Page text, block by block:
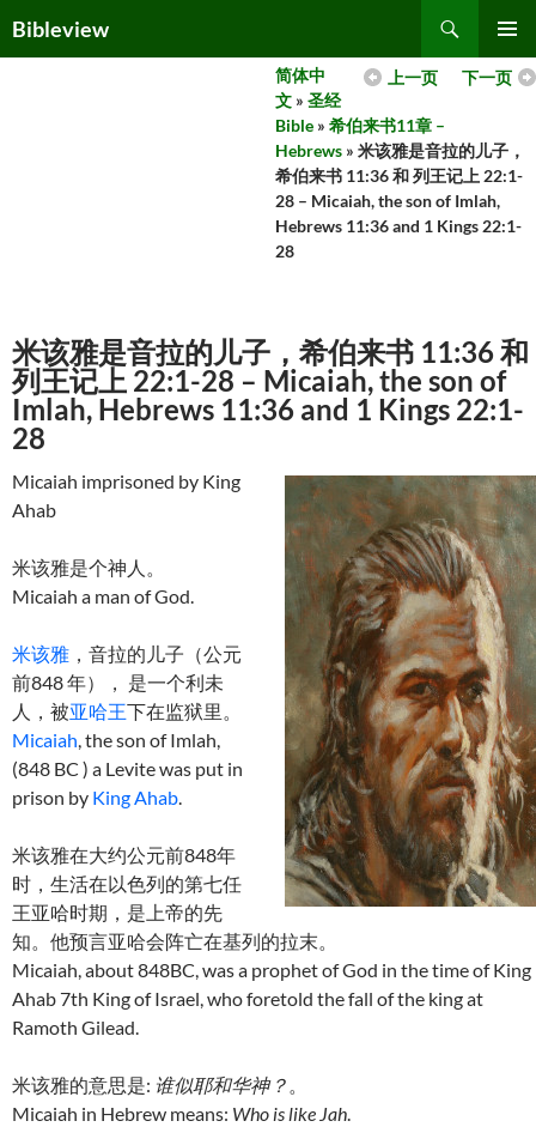
toBibleview
MENU
下一页
上一页
简体中
文 » 圣经
Bible » 希伯来书11章 –
Hebrews » 米该雅是音拉的儿子，
希伯来书 11:36 和 列王记上 22:1-
28 – Micaiah, the son of Imlah,
Hebrews 11:36 and 1 Kings 22:1-
28
米该雅是音拉的儿子，希伯来书 11:36 和
列王记上 22:1-28 – Micaiah, the son of
Imlah, Hebrews 11:36 and 1 Kings 22:1-
28
Micaiah imprisoned by King
Ahab
米该雅是个神人。
Micaiah a man of God.
米该雅 ，音拉的儿子（公元
前848 年）， 是一个利未
人，被亚哈王下在监狱里。
Micaiah, the son of Imlah,
(848 BC ) a Levite was put in
prison by King Ahab.
米该雅在大约公元前848年
时，生活在以色列的第七任
王亚哈时期，是上帝的先
知。他预言亚哈会阵亡在基列的拉末。
Micaiah, about 848BC, was a prophet of God in the time of King
Ahab 7th King of Israel, who foretold the fall of the king at
Ramoth Gilead.
米该雅的意思是: 谁似耶和华神？ 。
Micaiah in Hebrew means: Who is like Jah.